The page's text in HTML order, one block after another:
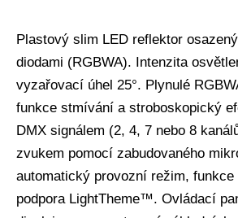
Plastový slim LED reflektor
diodami (RGBWA). Intenzita
vyzařovací úhel 25°. Plynulé
funkce stmívání a stroboskopický
DMX signálem (2, 4, 7 nebo 8
zvukem pomocí zabudovaného
automatický provozní režim, funkce
podpora LightTheme™. Ovládací